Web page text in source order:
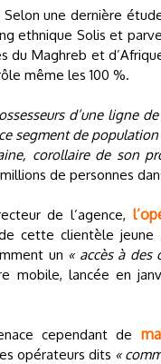
une dernière
ethnique Solis et
du Maghreb et
même les 100 %.
d’une ligne
segment de
corollaire de son
de personnes
de l’agence,
cette clientèle jeune
un « accès à des
mobile, lancée en
cependant de
opérateurs dits «